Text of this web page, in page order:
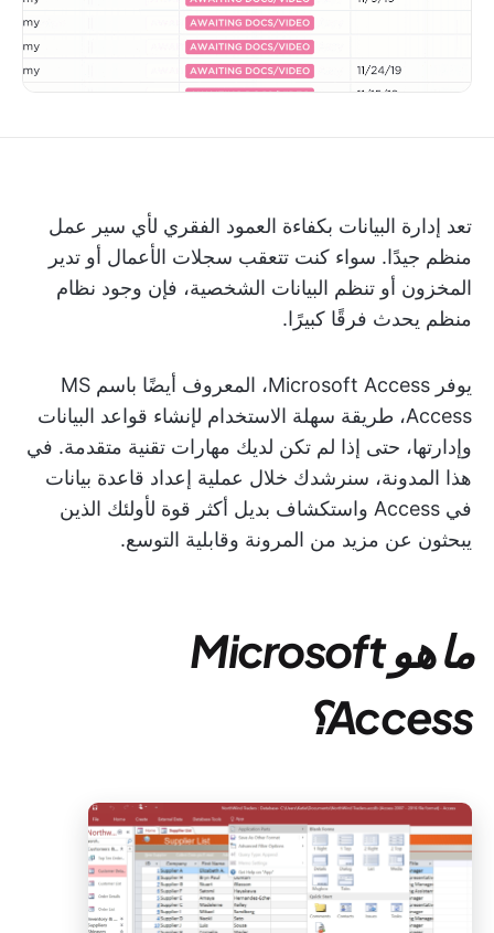
تعد إدارة البيانات بكفاءة العمود الفقري لأي سير عمل
منظم جيدًا. سواء كنت تتعقب سجلات الأعمال أو تدير
المخزون أو تنظم البيانات الشخصية، فإن وجود نظام
منظم يحدث فرقًا كبيرًا.
يوفر Microsoft Access، المعروف أيضًا باسم MS
Access، طريقة سهلة الاستخدام لإنشاء قواعد البيانات
وإدارتها، حتى إذا لم تكن لديك مهارات تقنية متقدمة. في
هذا المدونة، سنرشدك خلال عملية إعداد قاعدة بيانات
في Access واستكشاف بديل أكثر قوة لأولئك الذين
يبحثون عن مزيد من المرونة وقابلية التوسع.
ما هو Microsoft
Access؟